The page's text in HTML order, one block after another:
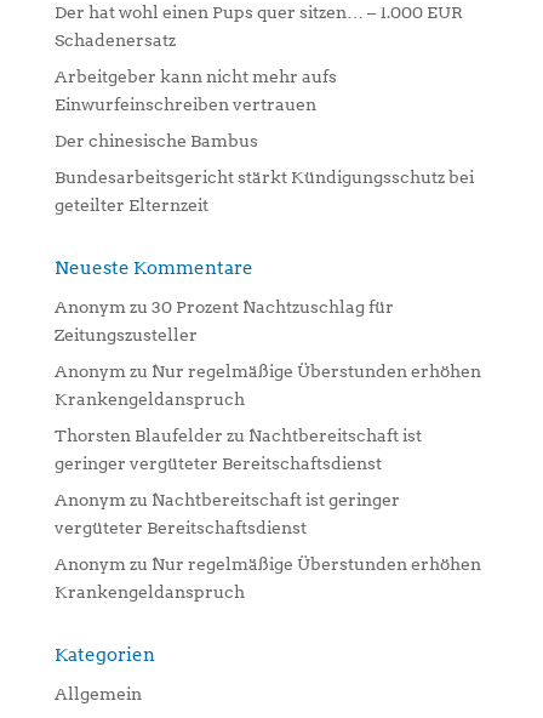
v
e
:
Der hat wohl einen Pups quer sitzen… – 1.000 EUR
Schadenersatz
Arbeitgeber kann nicht mehr aufs
Einwurfeinschreiben vertrauen
Der chinesische Bambus
Bundesarbeitsgericht stärkt Kündigungsschutz bei
geteilter Elternzeit
Neueste Kommentare
Anonym zu 30 Prozent Nachtzuschlag für
Zeitungszusteller
Anonym zu Nur regelmäßige Überstunden erhöhen
Krankengeldanspruch
Thorsten Blaufelder zu Nachtbereitschaft ist
geringer vergüteter Bereitschaftsdienst
Anonym zu Nachtbereitschaft ist geringer
vergüteter Bereitschaftsdienst
Anonym zu Nur regelmäßige Überstunden erhöhen
Krankengeldanspruch
Kategorien
Allgemein